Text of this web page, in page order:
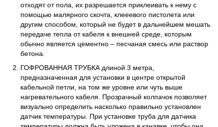
отходят от пола, их разрешается приклеивать к нему с
помощью малярного скочта, клееевого пистолета или
другим способом, который не будет в дальнейшем мешать
передаче тепла от кабеля к внешней среде, которым
обычно является цементно – песчаная смесь или раствор
бетона.
ГОФРОВАННАЯ ТРУБКА длиной 3 метра,
предназначенная для установки в центре открытой
кабельной петли, на том же уровне или чуть выше
нагревательного кабеля. Прозрачный колпачок позволяет
визуально определить насколько правильно установлен
датчик температуры. При установке труба для датчика